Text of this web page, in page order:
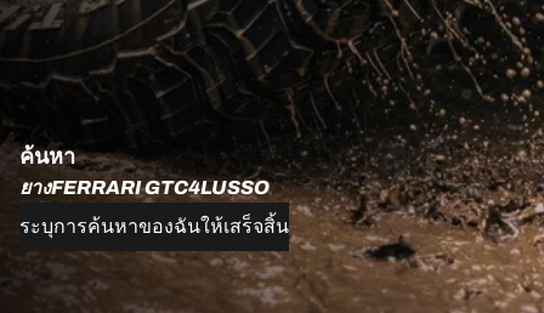
ค้นหา
ยางFERRARI GTC4LUSSO
ระบุการค้นหาของฉันให้เสร็จสิ้น